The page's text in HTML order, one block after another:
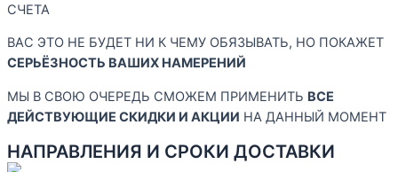
СЧЕТА
ВАС ЭТО НЕ БУДЕТ НИ К ЧЕМУ ОБЯЗЫВАТЬ, НО ПОКАЖЕТ
СЕРЬЁЗНОСТЬ ВАШИХ НАМЕРЕНИЙ
МЫ В СВОЮ ОЧЕРЕДЬ СМОЖЕМ ПРИМЕНИТЬ ВСЕ
ДЕЙСТВУЮЩИЕ СКИДКИ И АКЦИИ НА ДАННЫЙ МОМЕНТ
НАПРАВЛЕНИЯ И СРОКИ ДОСТАВКИ